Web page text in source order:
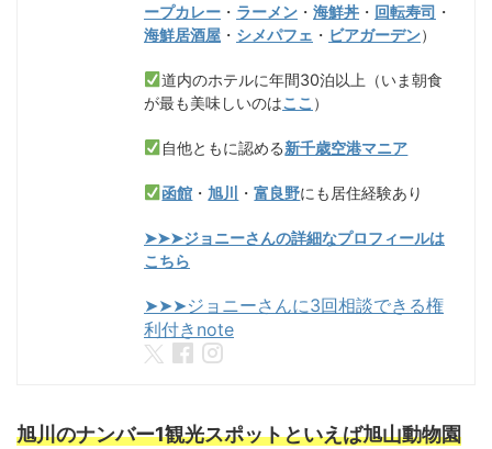
ープカレー ・ ラーメン ・ 海鮮丼 ・ 回転寿司 ・
海鮮居酒屋 ・ シメパフェ ・ ビアガーデン）
道内のホテルに年間30泊以上（いま朝食
が最も美味しいのはここ ）
自他ともに認める新千歳空港マニア
函館 ・旭川 ・富良野にも居住経験あり
➤➤➤ジョニーさんの詳細なプロフィールは
こちら
➤➤➤ジョニーさんに3回相談できる権
利付きnote
旭川のナンバー1観光スポットといえば旭山動物園